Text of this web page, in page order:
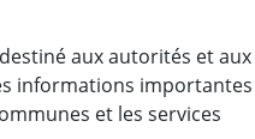
informations importantes
et les services